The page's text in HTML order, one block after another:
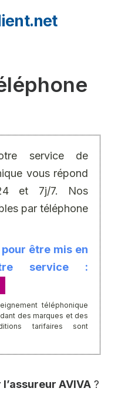
service de
vous répond
et 7j/7. Nos
par téléphone
être mis en
service :
téléphonique
des marques et des
tarifaires sont
AVIVA ?